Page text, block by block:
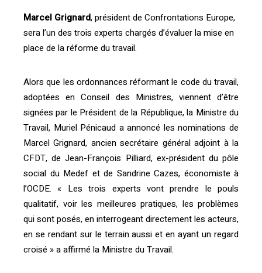
Marcel Grignard, président de Confrontations Europe,
sera l’un des trois experts chargés d’évaluer la mise en
place de la réforme du travail.
Alors que les ordonnances réformant le code du travail,
adoptées en Conseil des Ministres, viennent d’être
signées par le Président de la République, la Ministre du
Travail, Muriel Pénicaud a annoncé les nominations de
Marcel Grignard, ancien secrétaire général adjoint à la
CFDT, de Jean-François Pilliard, ex-président du pôle
social du Medef et de Sandrine Cazes, économiste à
l’OCDE. « Les trois experts vont prendre le pouls
qualitatif, voir les meilleures pratiques, les problèmes
qui sont posés, en interrogeant directement les acteurs,
en se rendant sur le terrain aussi et en ayant un regard
croisé » a affirmé la Ministre du Travail.